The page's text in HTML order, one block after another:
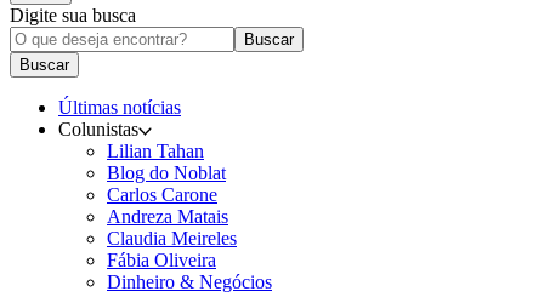
Digite sua busca
Buscar
Buscar
Últimas notícias
Colunistas
Lilian Tahan
Blog do Noblat
Carlos Carone
Andreza Matais
Claudia Meireles
Fábia Oliveira
Dinheiro & Negócios